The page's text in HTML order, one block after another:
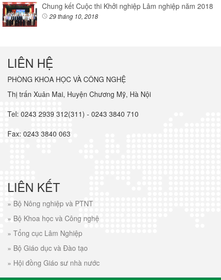
Chung kết Cuộc thi Khởi nghiệp Lâm nghiệp năm 2018
29 tháng 10, 2018
LIÊN HỆ
PHÒNG KHOA HỌC VÀ CÔNG NGHỆ
Thị trấn Xuân Mai, Huyện Chương Mỹ, Hà Nội
Tel: 0243 2939 312(311) - 0243 3840 710
Fax: 0243 3840 063
LIÊN KẾT
» Bộ Nông nghiệp và PTNT
» Bộ Khoa học và Công nghệ
» Tổng cục Lâm Nghiệp
» Bộ Giáo dục và Đào tạo
» Hội đồng Giáo sư nhà nước